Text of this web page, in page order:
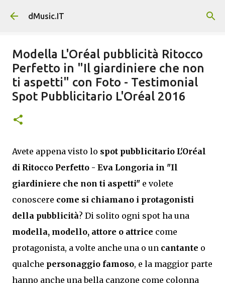
Passa ai contenuti principali
dMusic.IT
Modella L'Oréal pubblicità Ritocco
Perfetto in "Il giardiniere che non
ti aspetti" con Foto - Testimonial
Spot Pubblicitario L'Oréal 2016
Avete appena visto lo spot pubblicitario L'Oréal
di Ritocco Perfetto - Eva Longoria in "Il
giardiniere che non ti aspetti" e volete
conoscere come si chiamano i protagonisti
della pubblicità? Di solito ogni spot ha una
modella, modello, attore o attrice come
protagonista, a volte anche una o un cantante o
qualche personaggio famoso, e la maggior parte
hanno anche una bella canzone come colonna